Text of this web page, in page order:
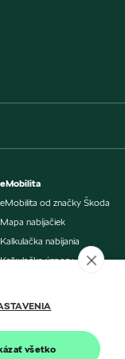
eMobilita
eMobilita od značky Škoda
Mapa nabíjačiek
Kalkulačka nabíjania
Kalkulačka úspory
Nabíjanie doma alebo v práci
Verejné nabíjanie
všetko